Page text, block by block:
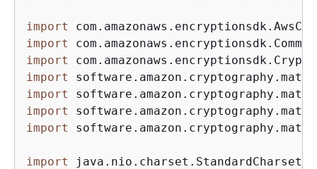
import
import
import
import
import
import
import
import